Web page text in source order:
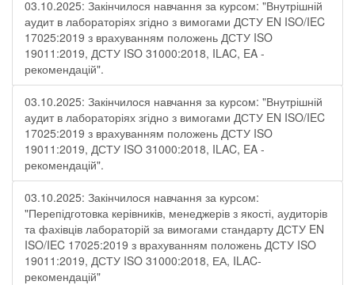
03.10.2025: Закінчилося навчання за курсом: "Внутрішній
аудит в лабораторіях згідно з вимогами ДСТУ EN ISO/IEC
17025:2019 з врахуванням положень ДСТУ ISO
19011:2019, ДСТУ ISO 31000:2018, ILAC, EA -
рекомендацій".
03.10.2025: Закінчилося навчання за курсом: "Внутрішній
аудит в лабораторіях згідно з вимогами ДСТУ EN ISO/IEC
17025:2019 з врахуванням положень ДСТУ ISO
19011:2019, ДСТУ ISO 31000:2018, ILAC, EA -
рекомендацій".
03.10.2025: Закінчилося навчання за курсом:
"Перепідготовка керівників, менеджерів з якості, аудиторів
та фахівців лабораторій за вимогами стандарту ДСТУ EN
ISO/IEC 17025:2019 з врахуванням положень ДСТУ ISO
19011:2019, ДСТУ ISO 31000:2018, ЕА, ILAC-
рекомендацій"